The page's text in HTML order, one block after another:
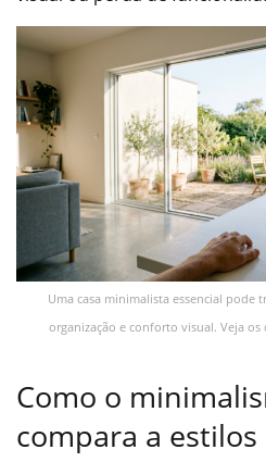
Uma casa minimalista essencial pode
organização e conforto visual. Veja
Como o
compara a estilos